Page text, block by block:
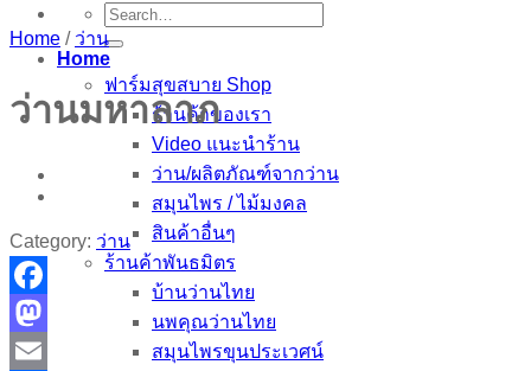
Search
for:
Home
ฟาร์มสุขสบาย Shop
ร้านค้าของเรา
Video แนะนำร้าน
ว่าน/ผลิตภัณฑ์จากว่าน
สมุนไพร / ไม้มงคล
สินค้าอื่นๆ
ร้านค้าพันธมิตร
บ้านว่านไทย
นพคุณว่านไทย
สมุนไพรขุนประเวศน์
Home / ว่าน
ว่านมหาลาภ
Category: ว่าน
Facebook
Mastodon